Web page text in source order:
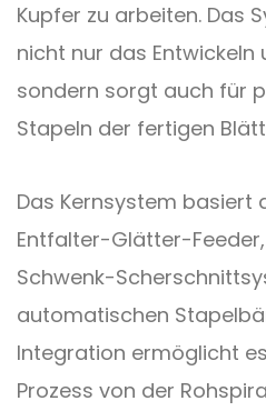
Kupfer zu arbeiten. Das
nicht nur das Entwickeln
sondern sorgt auch für
Stapeln der fertigen
Das Kernsystem basiert
Entfalter-Glätter-
Schwenk-
automatischen
Integration ermöglicht
Prozess von der